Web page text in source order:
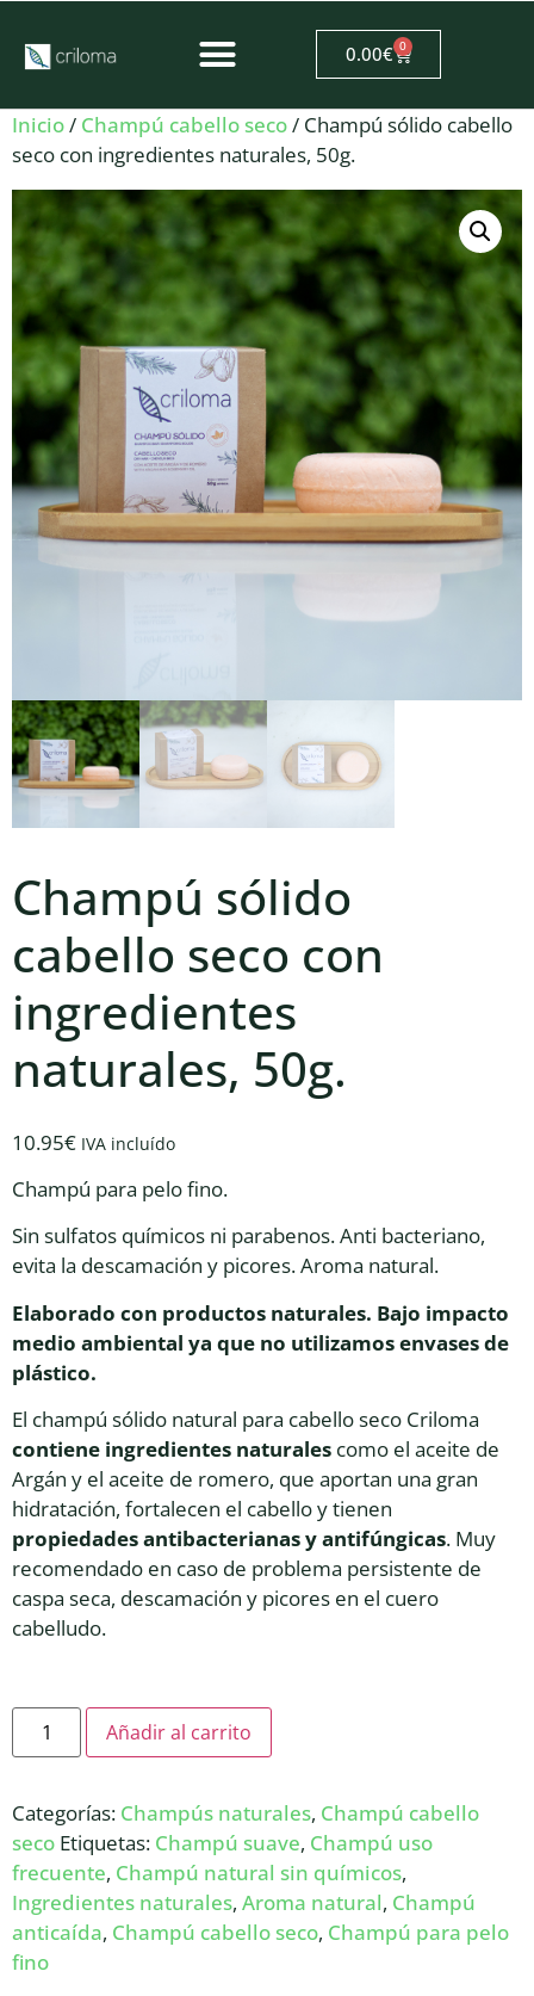
0.00€ 0
Inicio/ Champú cabello seco/ Champú sólido cabello
seco con ingredientes naturales, 50g.
Champú sólido
cabello seco con
ingredientes
naturales, 50g.
10.95€ IVA incluído
Champú para pelo fino.
Sin sulfatos químicos ni parabenos. Anti bacteriano,
evita la descamación y picores. Aroma natural.
Elaborado con productos naturales. Bajo impacto
medio ambiental ya que no utilizamos envases de
plástico.
El champú sólido natural para cabello seco Criloma
contiene ingredientes naturales como el aceite de
Argán y el aceite de romero, que aportan una gran
hidratación, fortalecen el cabello y tienen
propiedades antibacterianas y antifúngicas. Muy
recomendado en caso de problema persistente de
caspa seca, descamación y picores en el cuero
cabelludo.
Añadir al carrito
Categorías: Champús naturales, Champú cabello
seco Etiquetas: Champú suave, Champú uso
frecuente, Champú natural sin químicos,
Ingredientes naturales, Aroma natural, Champú
anticaída, Champú cabello seco, Champú para pelo
fino